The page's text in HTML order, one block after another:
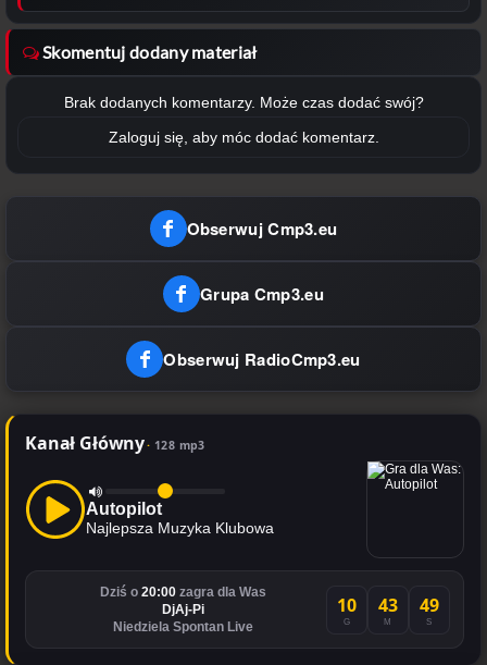
Skomentuj dodany materiał
Brak dodanych komentarzy. Może czas dodać swój?
Zaloguj się, aby móc dodać komentarz.
Obserwuj Cmp3.eu
Grupa Cmp3.eu
Obserwuj RadioCmp3.eu
Kanał Główny 128 mp3
Autopilot
Najlepsza Muzyka Klubowa
Dziś o 20:00zagra dla Was
DjAj-Pi
Niedziela Spontan Live
10
G
43
M
49
S